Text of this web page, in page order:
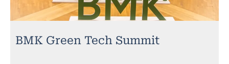
BMK Green Tech Summit